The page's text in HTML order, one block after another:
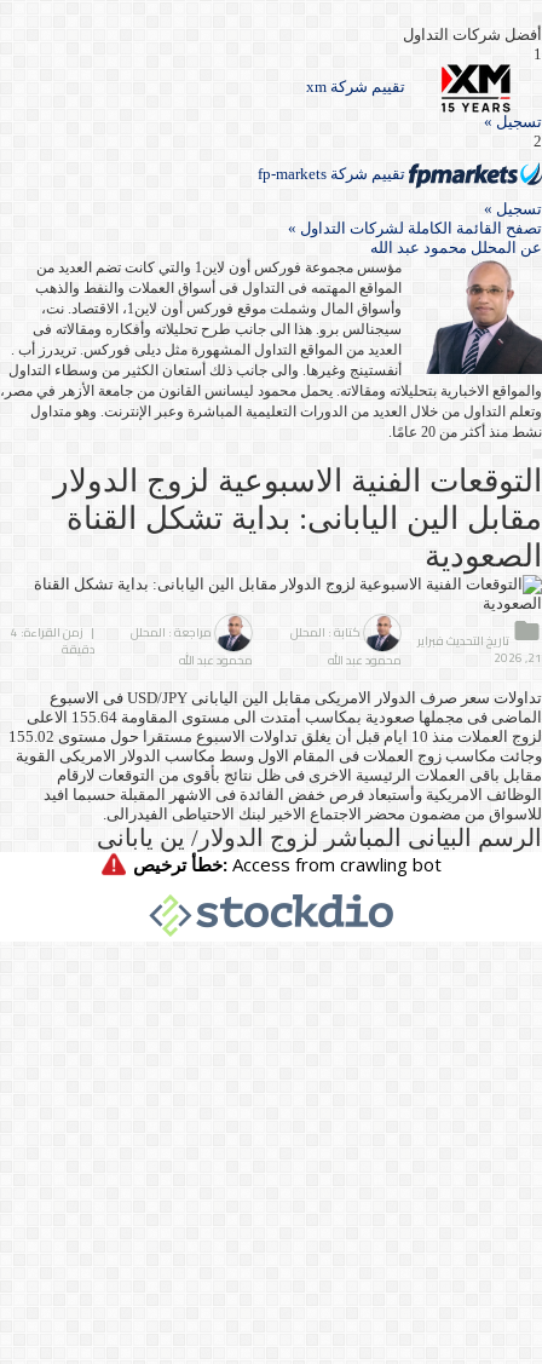
أفضل شركات التداول
1
تقييم شركة xm
تسجيل »
2
تقييم شركة fp-markets
تسجيل »
تصفح القائمة الكاملة لشركات التداول »
عن المحلل محمود عبد الله
مؤسس مجموعة فوركس أون لاين1 والتي كانت تضم العديد من
المواقع المهتمه فى التداول فى أسواق العملات والنفط والذهب
وأسواق المال وشملت موقع فوركس أون لاين1، الاقتصاد. نت،
سيجنالس برو. هذا الى جانب طرح تحليلاته وأفكاره ومقالاته فى
العديد من المواقع التداول المشهورة مثل ديلى فوركس. تريدرز أب .
أنفستينج وغيرها. والى جانب ذلك أستعان الكثير من وسطاء التداول
والمواقع الاخبارية بتحليلاته ومقالاته. يحمل محمود ليسانس القانون من جامعة الأزهر في مصر،
وتعلم التداول من خلال العديد من الدورات التعليمية المباشرة وعبر الإنترنت. وهو متداول
نشط منذ أكثر من 20 عامًا.
التوقعات الفنية الاسبوعية لزوج الدولار
مقابل الين اليابانى: بداية تشكل القناة
الصعودية
تاريخ التحديث فبراير
21, 2026
كتابة : المحلل
محمود عبد الله
مراجعة : المحلل
محمود عبد الله
| زمن القراءة: 4
دقيقة
تداولات سعر صرف الدولار الامريكى مقابل الين اليابانى USD/JPY فى الاسبوع
الماضى فى مجملها صعودية بمكاسب أمتدت الى مستوى المقاومة 155.64 الاعلى
لزوج العملات منذ 10 ايام قبل أن يغلق تداولات الاسبوع مستقرا حول مستوى 155.02
وجائت مكاسب زوج العملات فى المقام الاول وسط مكاسب الدولار الامريكى القوية
مقابل باقى العملات الرئيسية الاخرى فى ظل نتائج بأقوى من التوقعات لارقام
الوظائف الامريكية وأستبعاد فرص خفض الفائدة فى الاشهر المقبلة حسبما افيد
للاسواق من مضمون محضر الاجتماع الاخير لبنك الاحتياطى الفيدرالى.
الرسم البيانى المباشر لزوج الدولار/ ين يابانى